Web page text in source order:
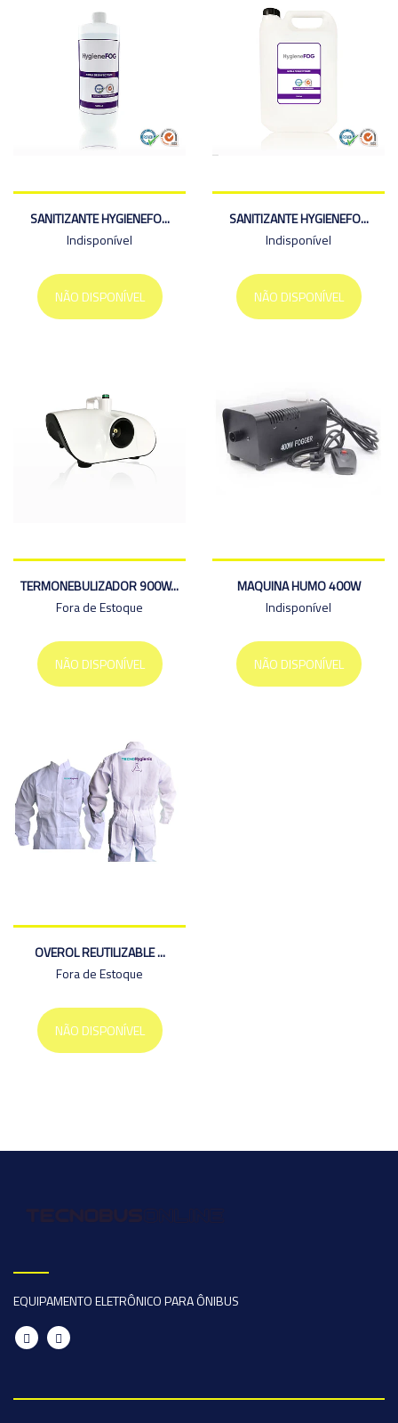
SANITIZANTE HYGIENEFO...
Indisponível
NÃO DISPONÍVEL
SANITIZANTE HYGIENEFO...
Indisponível
NÃO DISPONÍVEL
TERMONEBULIZADOR 900W...
Fora de Estoque
NÃO DISPONÍVEL
MAQUINA HUMO 400W
Indisponível
NÃO DISPONÍVEL
OVEROL REUTILIZABLE ...
Fora de Estoque
NÃO DISPONÍVEL
EQUIPAMENTO ELETRÔNICO PARA ÔNIBUS